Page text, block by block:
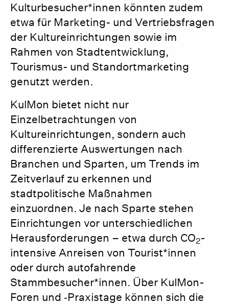
Kulturbesucher*innen könnten zudem
etwa für Marketing- und Vertriebsfragen
der Kultureinrichtungen sowie im
Rahmen von Stadtentwicklung,
Tourismus- und Standortmarketing
genutzt werden.
KulMon bietet nicht nur
Einzelbetrachtungen von
Kultureinrichtungen, sondern auch
differenzierte Auswertungen nach
Branchen und Sparten, um Trends im
Zeitverlauf zu erkennen und
stadtpolitische Maßnahmen
einzuordnen. Je nach Sparte stehen
Einrichtungen vor unterschiedlichen
Herausforderungen – etwa durch CO2-
intensive Anreisen von Tourist*innen
oder durch autofahrende
Stammbesucher*innen. Über KulMon-
Foren und ‑Praxistage können sich die